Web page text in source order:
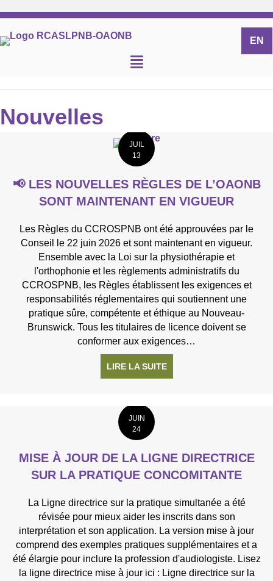
EN
Nouvelles
JUIL
13
📢 LES NOUVELLES RÈGLES DE L’OAONB
SONT MAINTENANT EN VIGUEUR
Les Règles du CCROSPNB ont été approuvées par le
Conseil le 22 juin 2026 et sont maintenant en vigueur.
Ensemble avec la Loi sur la physiothérapie et
l'orthophonie et les règlements administratifs du
CCROSPNB, les Règles établissent les exigences et
responsabilités réglementaires qui soutiennent une
pratique sûre, compétente et éthique au Nouveau-
Brunswick. Tous les titulaires de licence doivent se
conformer aux exigences…
LIRE LA SUITEÀ PROPOS DE 📢 LES
JUIN
24
MISE À JOUR DE LA LIGNE DIRECTRICE
SUR LA PRATIQUE CONCOMITANTE
La Ligne directrice sur la pratique simultanée a été
révisée pour mieux aider les inscrits dans son
interprétation et son application. La version mise à jour
comprend des exemples pratiques supplémentaires et a
été élargie pour inclure la profession d'audiologiste. Lisez
la ligne directrice mise à jour ici : Ligne directrice sur la